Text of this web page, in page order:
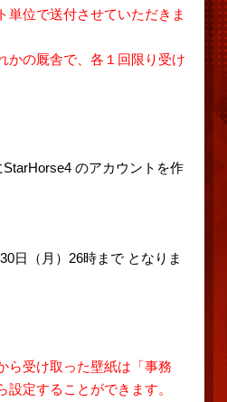
位で送付させていただきま
の厩舎で、各１回限り受け
StarHorse4 のアカウントを作
（月）26時まで となりま
ら受け取った壁紙は「事務
定することができます。